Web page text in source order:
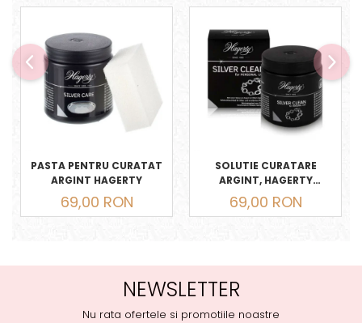
PASTA PENTRU CURATAT
ARGINT HAGERTY
69,00 RON
SOLUTIE CURATARE
ARGINT, HAGERTY
PROFESSIONAL 170 ML
69,00 RON
NEWSLETTER
Nu rata ofertele si promotiile noastre